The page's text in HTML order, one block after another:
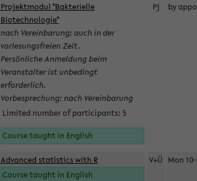
Projektmodul "Bakterielle
Biotechnologie"
nach Vereinbarung; auch in der
vorlesungsfreien Zeit.
Persönliche Anmeldung beim
Veranstalter ist unbedingt
erforderlich.
Vorbesprechung: nach Vereinbarung
Limited number of participants: 5
Course taught in English
Pj by
Advanced statistics with R
Course taught in English
V+Ü Mon